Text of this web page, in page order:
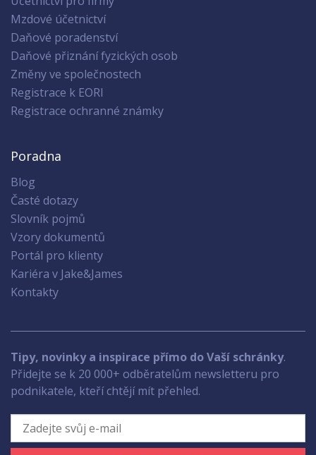
Mzdové účetnictví
Daňové poradenství
Daňové přiznání fyzických osob
Změny ve společnostech
Registrace k EORI
Registrace ochranné známky
Poradna
Blog
Časté dotazy
Slovník pojmů
Vzory dokumentů
Portál pro klienty
Kariéra v Jake&James
Kontakty
Tipy, novinky a inspirace přímo do Vaší schránky.
Přidejte se k 20 000+ odběratelům newsletteru pro
podnikatele, kteří chtějí mít přehled.